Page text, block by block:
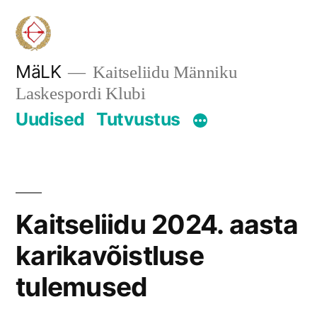
Skip
content
MäLK
Kaitseliidu Männiku
Laskespordi Klubi
Uudised Tutvustus
Kaitseliidu 2024. aasta
karikavõistluse
tulemused